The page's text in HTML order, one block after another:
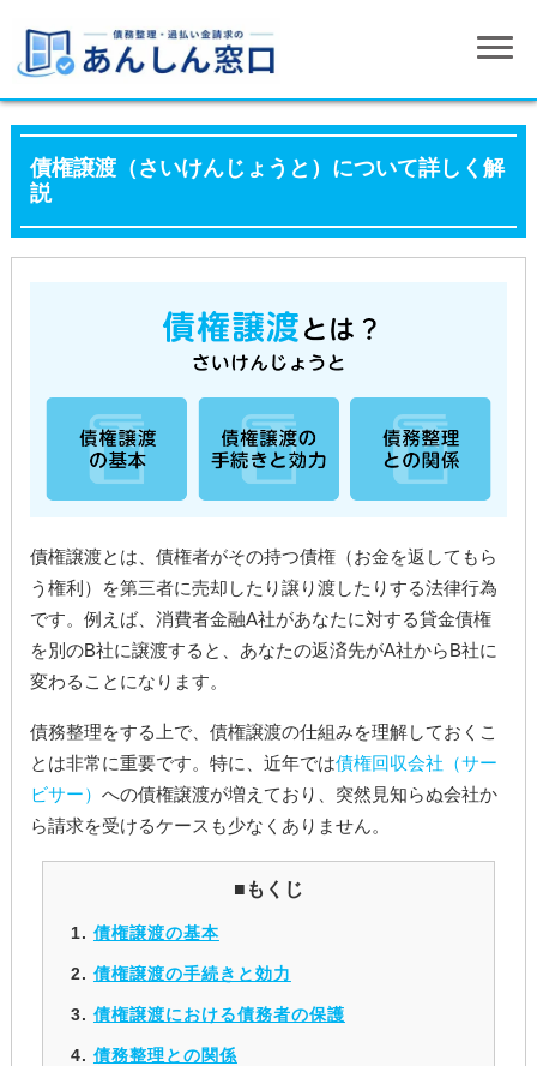
債権譲渡（さいけんじょうと）について詳しく解
説
債権譲渡とは、債権者がその持つ債権（お金を返してもら
う権利）を第三者に売却したり譲り渡したりする法律行為
です。例えば、消費者金融A社があなたに対する貸金債権
を別のB社に譲渡すると、あなたの返済先がA社からB社に
変わることになります。
債務整理をする上で、債権譲渡の仕組みを理解しておくこ
とは非常に重要です。特に、近年では債権回収会社（サー
ビサー） への債権譲渡が増えており、突然見知らぬ会社か
ら請求を受けるケースも少なくありません。
■もくじ
債権譲渡の基本
債権譲渡の手続きと効力
債権譲渡における債務者の保護
債務整理との関係